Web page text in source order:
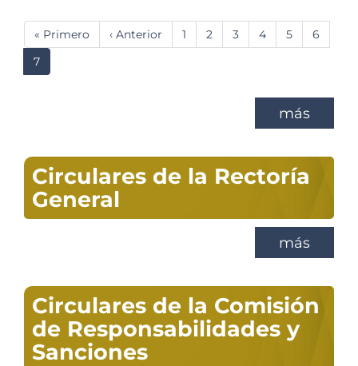
Paginación
Primera
página
« Primero
Página
anterior
‹ Anterior Página
1 Página
2 Página
3 Página
4 Página
5 Página
6
Página
actual
7
más
Circulares de la Rectoría
General
más
Circulares de la Comisión
de Responsabilidades y
Sanciones